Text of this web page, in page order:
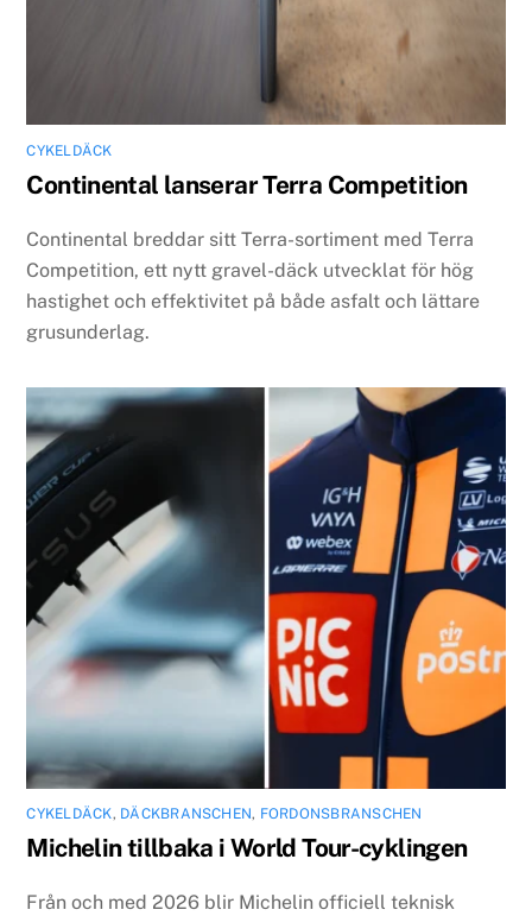
CYKELDÄCK
Continental lanserar Terra Competition
Continental breddar sitt Terra-sortiment med Terra
Competition, ett nytt gravel-däck utvecklat för hög
hastighet och effektivitet på både asfalt och lättare
grusunderlag.
CYKELDÄCK, DÄCKBRANSCHEN, FORDONSBRANSCHEN
Michelin tillbaka i World Tour-cyklingen
Från och med 2026 blir Michelin officiell teknisk